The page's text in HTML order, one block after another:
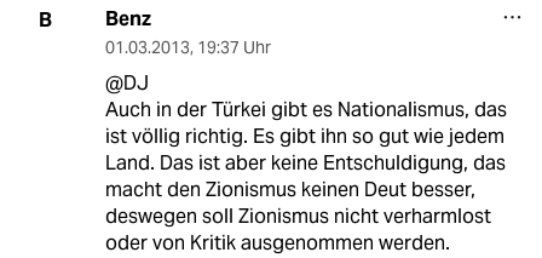
B Benz
01.03.2013, 19:37 Uhr
@DJ
Auch in der Türkei gibt es Nationalismus, das
ist völlig richtig. Es gibt ihn so gut wie jedem
Land. Das ist aber keine Entschuldigung, das
macht den Zionismus keinen Deut besser,
deswegen soll Zionismus nicht verharmlost
oder von Kritik ausgenommen werden.